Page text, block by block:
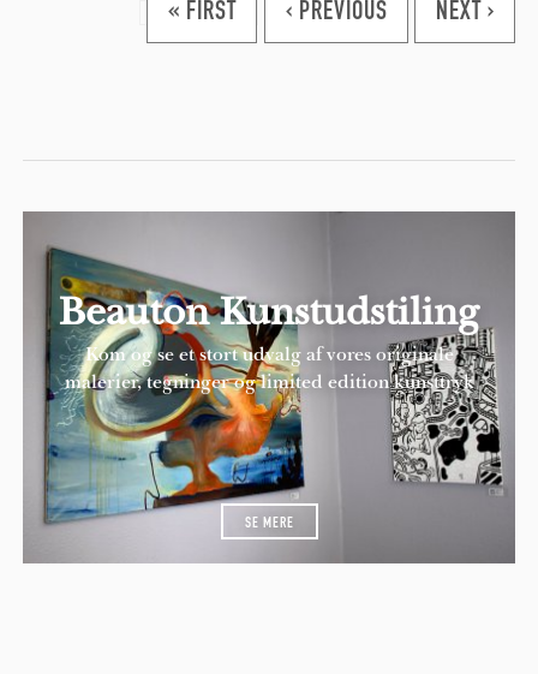
« FIRST ‹ PREVIOUS NEXT ›
Beauton Kunstudstiling
Kom og se et stort udvalg af vores originale
malerier, tegninger og limited edition kunsttryk
SE MERE